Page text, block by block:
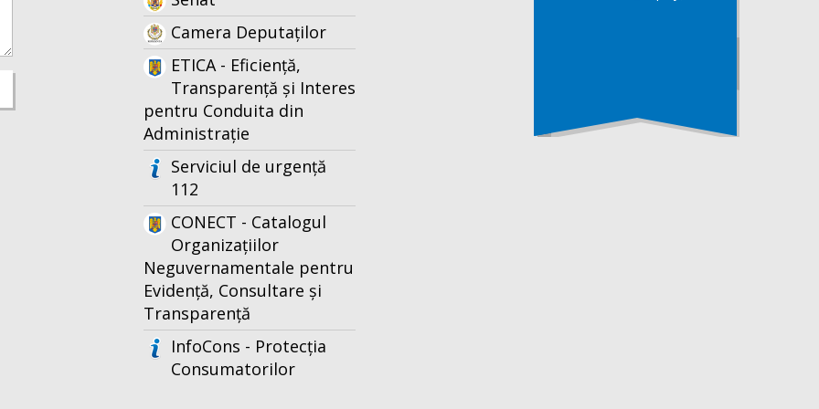
Camera Deputaților
ETICA - Eficiență,
Transparență și Interes
pentru Conduita din
Administrație
Serviciul de urgență
112
CONECT - Catalogul
Organizațiilor
Neguvernamentale pentru
Evidență, Consultare și
Transparență
InfoCons - Protecția
Consumatorilor